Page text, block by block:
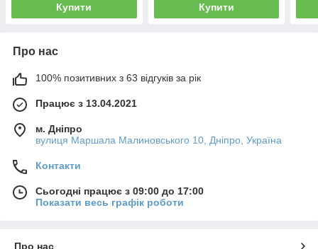
Купити Купити
Про нас
100% позитивних з 63 відгуків за рік
Працює з 13.04.2021
м. Дніпро
вулиця Маршала Малиновського 10, Дніпро, Україна
Контакти
Сьогодні працює з 09:00 до 17:00
Показати весь графік роботи
Про нас